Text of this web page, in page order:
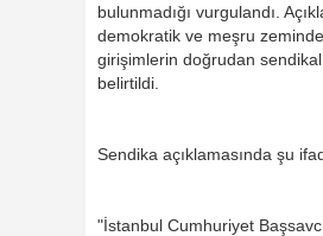
bulunmadığı vurgulandı.
demokratik ve meşru
girişimlerin doğrudan
belirtildi.
Sendika açıklamasında şu
"İstanbul Cumhuriyet